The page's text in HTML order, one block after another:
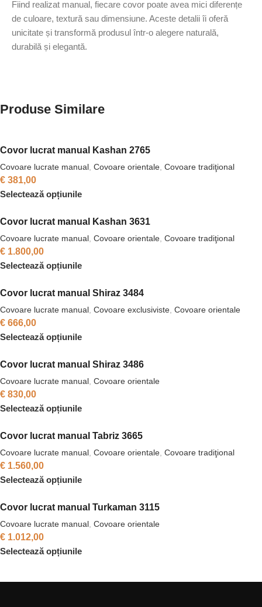
Fiind realizat manual, fiecare covor poate avea mici diferențe
de culoare, textură sau dimensiune. Aceste detalii îi oferă
unicitate și transformă produsul într-o alegere naturală,
durabilă și elegantă.
Produse Similare
Covor lucrat manual Kashan 2765
Covoare lucrate manual, Covoare orientale, Covoare tradiţional
€ 381,00
Selectează opțiunile
Covor lucrat manual Kashan 3631
Covoare lucrate manual, Covoare orientale, Covoare tradiţional
€ 1.800,00
Selectează opțiunile
Covor lucrat manual Shiraz 3484
Covoare lucrate manual, Covoare exclusiviste, Covoare orientale
€ 666,00
Selectează opțiunile
Covor lucrat manual Shiraz 3486
Covoare lucrate manual, Covoare orientale
€ 830,00
Selectează opțiunile
Covor lucrat manual Tabriz 3665
Covoare lucrate manual, Covoare orientale, Covoare tradiţional
€ 1.560,00
Selectează opțiunile
Covor lucrat manual Turkaman 3115
Covoare lucrate manual, Covoare orientale
€ 1.012,00
Selectează opțiunile